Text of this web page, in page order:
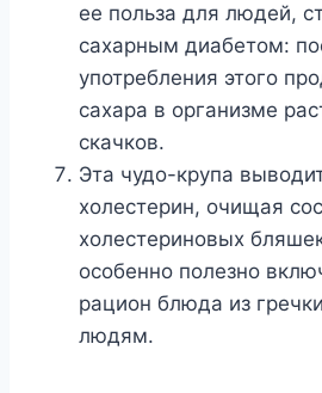
ее польза для людей,
сахарным диабетом:
употребления этого
сахара в организме
скачков.
Эта чудо-крупа
холестерин, очищая
холестериновых
особенно полезно
рацион блюда из
людям.